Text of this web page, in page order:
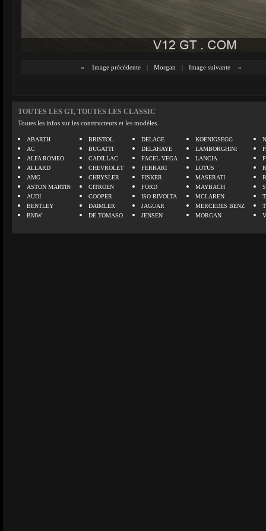
« Image précédente | Morgan | Image suivante »
TOUTES LES GT, TOUTES LES CLASSIC
Toutes les infos sur les constructeurs et les modèles.
ABARTH
AC
ALFA ROMEO
ALLARD
AMG
ASTON MARTIN
AUDI
BENTLEY
BMW
BRISTOL
BUGATTI
CADILLAC
CHEVROLET
CHRYSLER
CITROEN
COOPER
DAIMLER
DE TOMASO
DELAGE
DELAHAYE
FACEL VEGA
FERRARI
FISKER
FORD
ISO RIVOLTA
JAGUAR
JENSEN
KOENIGSEGG
LAMBORGHINI
LANCIA
LOTUS
MASERATI
MAYBACH
MCLAREN
MERCEDES BENZ
MORGAN